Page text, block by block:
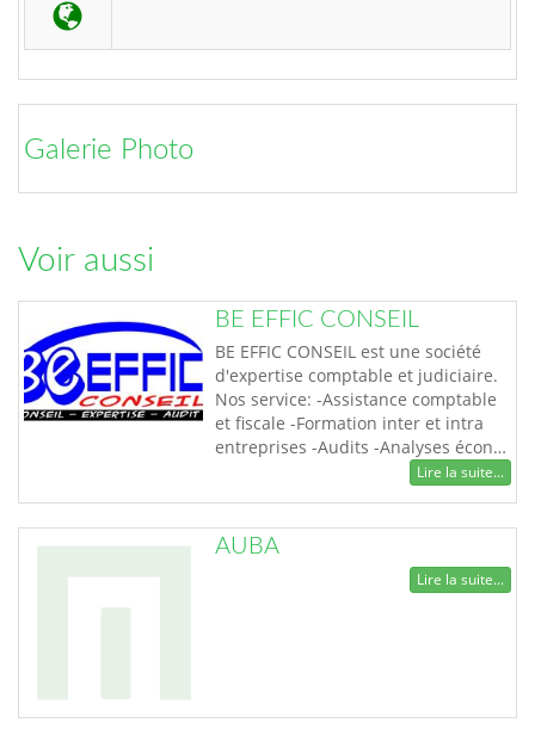
Galerie Photo
Voir aussi
BE EFFIC CONSEIL
BE EFFIC CONSEIL est une société
d'expertise comptable et judiciaire.
Nos service: -Assistance comptable
et fiscale -Formation inter et intra
entreprises -Audits -Analyses écon…
Lire la suite...
AUBA
Lire la suite...